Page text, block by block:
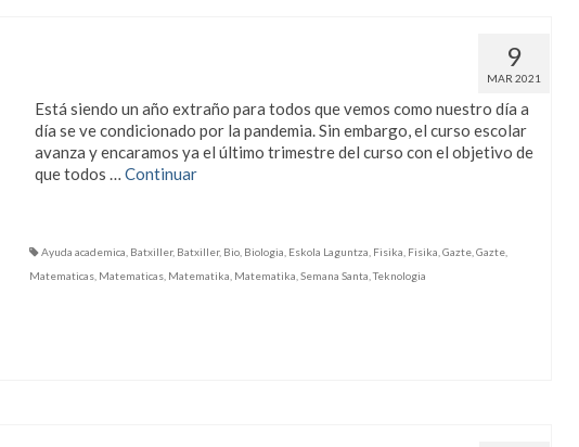
9
MAR 2021
Está siendo un año extraño para todos que vemos como nuestro día a
día se ve condicionado por la pandemia. Sin embargo, el curso escolar
avanza y encaramos ya el último trimestre del curso con el objetivo de
que todos … Continuar
Ayuda academica Batxiller, Batxiller, Bio, Biologia Eskola Laguntza Fisika Fisika Gazte, Gazte,
Matematicas, Matematicas, Matematika Matematika Semana Santa ,Teknologia